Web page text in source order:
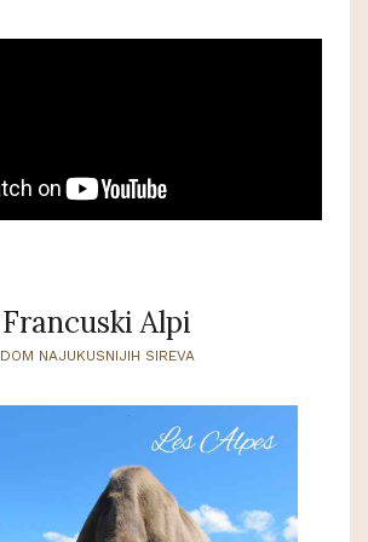
Francuski Alpi
DOM NAJUKUSNIJIH SIREVA